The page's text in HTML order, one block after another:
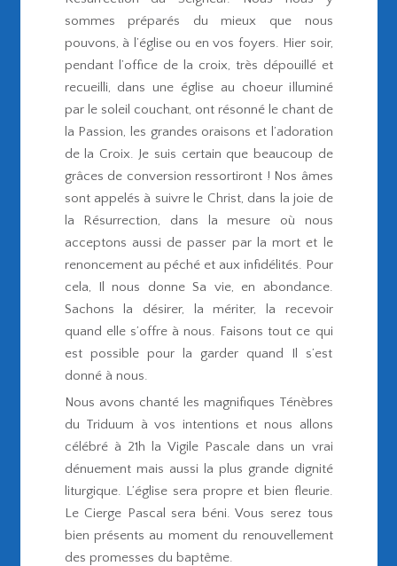
sommes préparés du mieux que nous
pouvons, à l’église ou en vos foyers. Hier soir,
pendant l’office de la croix, très dépouillé et
recueilli, dans une église au choeur illuminé
par le soleil couchant, ont résonné le chant de
la Passion, les grandes oraisons et l’adoration
de la Croix. Je suis certain que beaucoup de
grâces de conversion ressortiront ! Nos âmes
sont appelés à suivre le Christ, dans la joie de
la Résurrection, dans la mesure où nous
acceptons aussi de passer par la mort et le
renoncement au péché et aux infidélités. Pour
cela, Il nous donne Sa vie, en abondance.
Sachons la désirer, la mériter, la recevoir
quand elle s’offre à nous. Faisons tout ce qui
est possible pour la garder quand Il s’est
donné à nous.
Nous avons chanté les magnifiques Ténèbres
du Triduum à vos intentions et nous allons
célébré à 21h la Vigile Pascale dans un vrai
dénuement mais aussi la plus grande dignité
liturgique. L’église sera propre et bien fleurie.
Le Cierge Pascal sera béni. Vous serez tous
bien présents au moment du renouvellement
des promesses du baptême.